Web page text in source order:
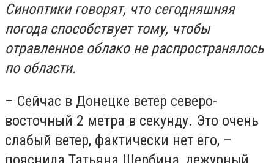
Синоптики говорят, что сегодняшняя
погода способствует тому, чтобы
отравленное облако не распространялось
по области.
– Сейчас в Донецке ветер северо-
восточный 2 метра в секунду. Это очень
слабый ветер, фактически нет его, –